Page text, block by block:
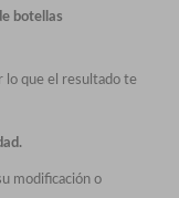
botellas
lo que el resultado te
modificación o